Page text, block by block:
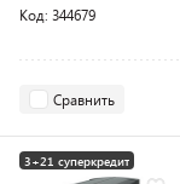
Код: 344679
Сравнить
3+21 суперкредит